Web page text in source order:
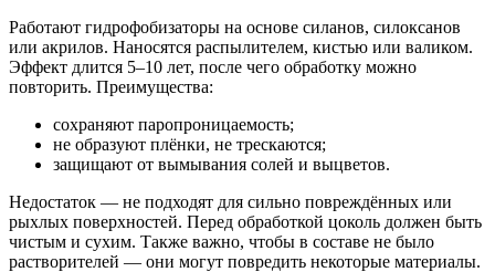
Работают гидрофобизаторы на основе силанов, силоксанов
или акрилов. Наносятся распылителем, кистью или валиком.
Эффект длится 5–10 лет, после чего обработку можно
повторить. Преимущества:
сохраняют паропроницаемость;
не образуют плёнки, не трескаются;
защищают от вымывания солей и выцветов.
Недостаток — не подходят для сильно повреждённых или
рыхлых поверхностей. Перед обработкой цоколь должен быть
чистым и сухим. Также важно, чтобы в составе не было
растворителей — они могут повредить некоторые материалы.